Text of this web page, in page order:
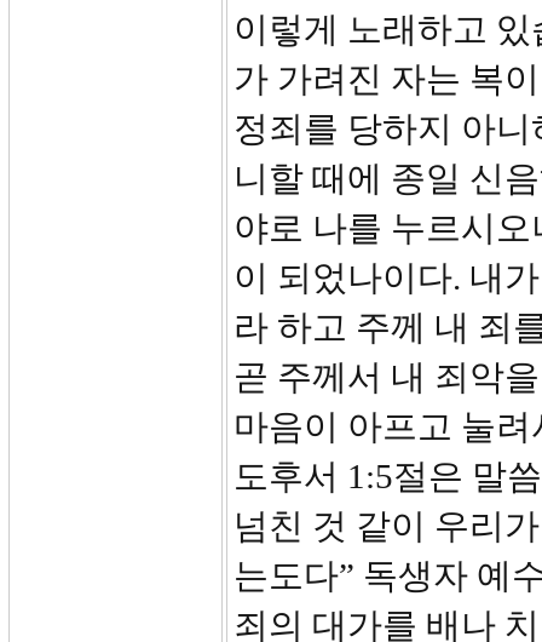
이렇게 노래하고
가 가려진 자는 복
정죄를 당하지 아
니할 때에 종일 신
야로 나를 누르시
이 되었나이다. 내
라 하고 주께 내 죄
곧 주께서 내 죄악
마음이 아프고 눌
도후서 1:5절은 말
넘친 것 같이 우리
는도다” 독생자 예
죄의 대가를 배나